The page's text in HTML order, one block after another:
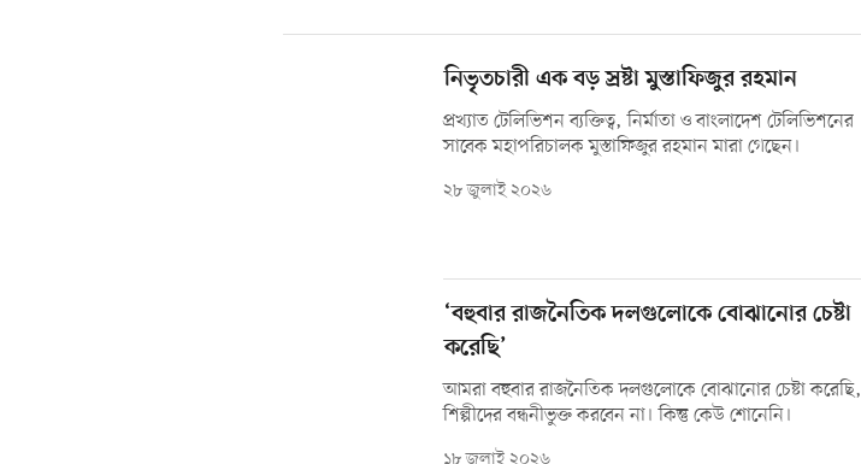
নিভৃতচারী এক বড় স্রষ্টা মুস্তাফিজুর রহমান
প্রখ্যাত টেলিভিশন ব্যক্তিত্ব, নির্মাতা ও বাংলাদেশ টেলিভিশনের
সাবেক মহাপরিচালক মুস্তাফিজুর রহমান মারা গেছেন।
২৮ জুলাই ২০২৬
‘বহুবার রাজনৈতিক দলগুলোকে বোঝানোর চেষ্টা
করেছি’
আমরা বহুবার রাজনৈতিক দলগুলোকে বোঝানোর চেষ্টা করেছি,
শিল্পীদের বন্ধনীভুক্ত করবেন না। কিন্তু কেউ শোনেনি।